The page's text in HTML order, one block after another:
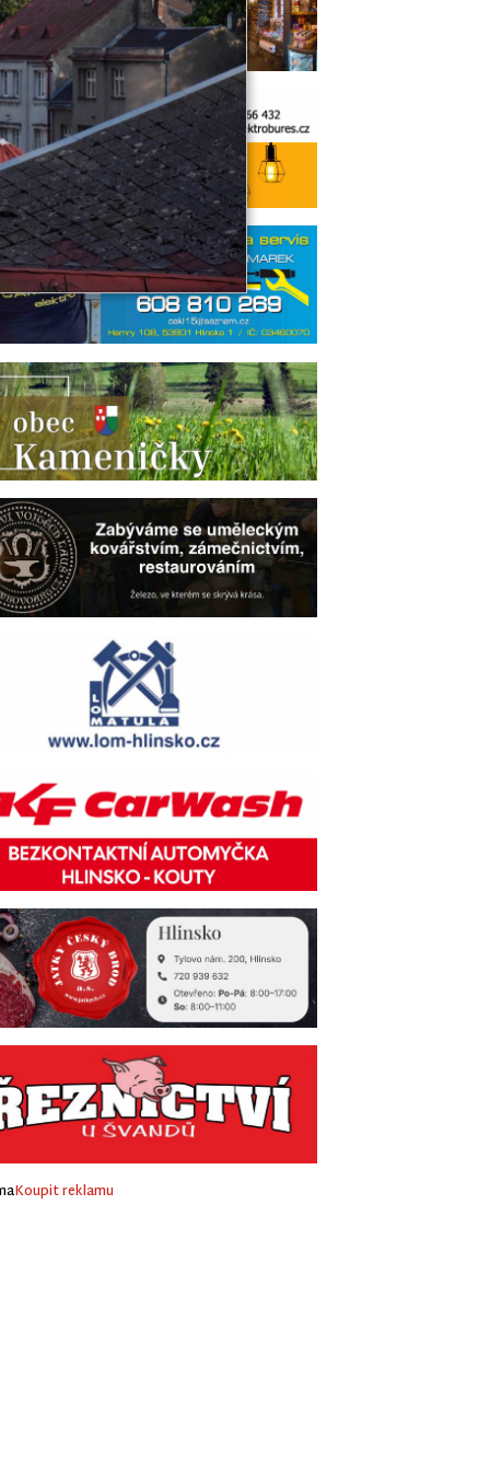
Koupit reklamu